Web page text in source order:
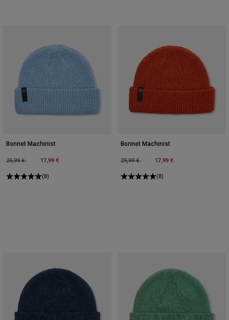
Bonnet Machinist
Price reduced from
29,99 €to 17,99 €
(8)
Bonnet Machinist
Price reduced from
29,99 €to 17,99 €
(8)